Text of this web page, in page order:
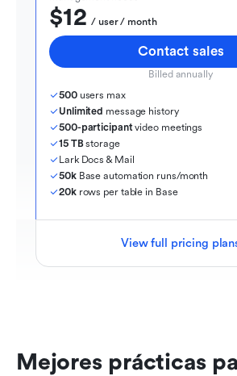
$12
  / user / month
Contact sales
Billed annually
500 users max
Unlimited message history
500-participant video meetings
15 TB storage
Lark Docs & Mail
50k Base automation runs/month
20k rows per table in Base
View full pricing
Mejores prácticas